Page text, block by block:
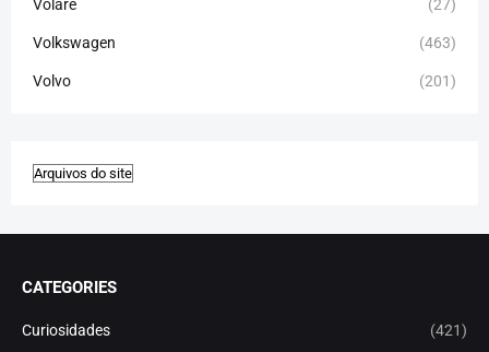
Volare (27)
Volkswagen (463)
Volvo (201)
CATEGORIES
Curiosidades (421)